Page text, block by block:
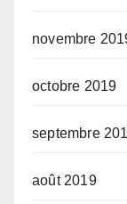
novembre
octobre 2019
septembre
août 2019